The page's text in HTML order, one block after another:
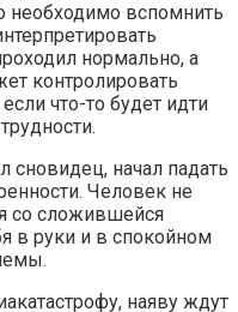
необходимо вспомнить
нормально, а
контролировать
что-то будет идти
сновидец, начал падать
Человек не
со сложившейся
в руки и в спокойном
наяву ждут